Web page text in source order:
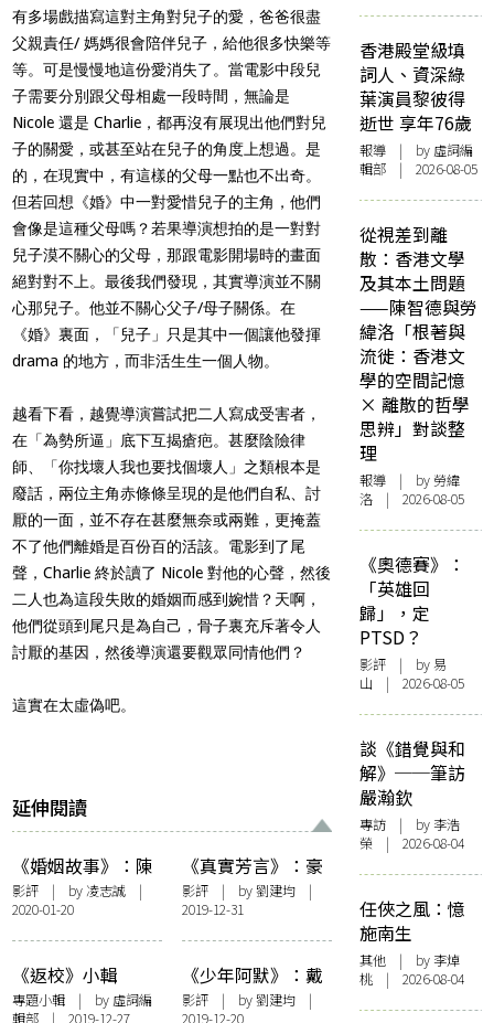
有多場戲描寫這對主角對兒子的愛，爸爸很盡
父親責任/ 媽媽很會陪伴兒子，給他很多快樂等
等。可是慢慢地這份愛消失了。當電影中段兒
子需要分別跟父母相處一段時間，無論是
Nicole 還是 Charlie，都再沒有展現出他們對兒
子的關愛，或甚至站在兒子的角度上想過。是
的，在現實中，有這樣的父母一點也不出奇。
但若回想《婚》中一對愛惜兒子的主角，他們
會像是這種父母嗎？若果導演想拍的是一對對
兒子漠不關心的父母，那跟電影開場時的畫面
絕對對不上。最後我們發現，其實導演並不關
心那兒子。他並不關心父子/母子關係。在
《婚》裏面，「兒子」只是其中一個讓他發揮
drama 的地方，而非活生生一個人物。
越看下看，越覺導演嘗試把二人寫成受害者，
在「為勢所逼」
底下互揭瘡疤。甚麼陰險律
師、「你找壞人我也要找個壞人」 之類根本是
廢話，兩位主角赤條條呈現的是他們自私、討
厭的一面， 並不存在甚麼無奈或兩難，更掩蓋
不了他們離婚是百份百的活該。 電影到了尾
聲，Charlie 終於讀了 Nicole 對他的心聲，然後
二人也為這段失敗的婚姻而感到婉惜？天啊，
他們從頭到尾只是為自己，骨子裏充斥著令人
討厭的基因，然後導演還要觀眾同情他們？
這實在太虛偽吧。
延伸閱讀
《婚姻故事》：陳
腔濫調的反義詞，
無懈可擊的劇本
影評 | by 凌志誠 |
2020-01-20
《真實芳言》：豪
華陣容，輕盈故事
影評| by劉建均|
2019-12-31
《返校》小輯
專題小輯 | by 虛詞編
輯部 | 2019-12-27
《少年阿默》：戴
丹兄弟劍走偏鋒
影評| by劉建均|
2019-12-20
香港殿堂級填
詞人、資深綠
葉演員黎彼得
逝世 享年76歲
報導 | by 虛詞編
輯部 | 2026-08-05
從視差到離
散：香港文學
及其本土問題
——陳智德與勞
緯洛「根著與
流徙：香港文
學的空間記憶
× 離散的哲學
思辨」對談整
理
報導 | by 勞緯
洛 | 2026-08-05
《奧德賽》：
「英雄回
歸」，定
PTSD？
影評 | by 易
山 | 2026-08-05
談《錯覺與和
解》──筆訪
嚴瀚欽
專訪 | by 李浩
榮 | 2026-08-04
任俠之風：憶
施南生
其他 | by 李焯
桃 | 2026-08-04